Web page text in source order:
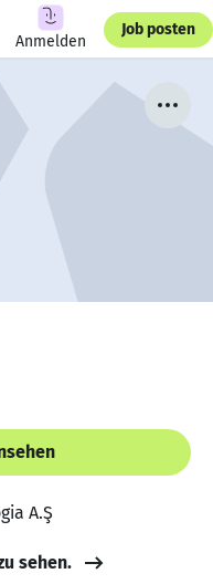
Anmelden
Job posten
A.Ş
sehen.